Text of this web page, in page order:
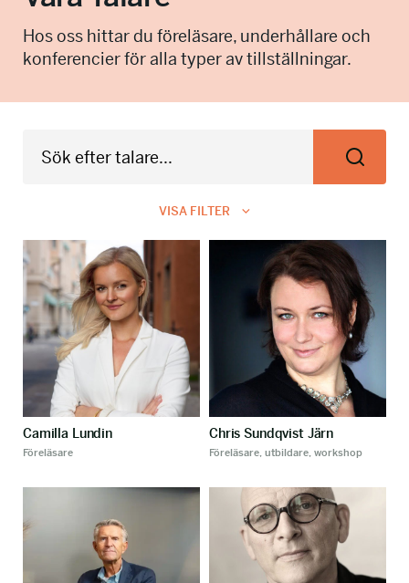
info@talkingminds.se
Hos oss hittar du föreläsare, underhållare och
konferencier för alla typer av tillställningar.
VISA FILTER
Camilla Lundin
Föreläsare
Chris Sundqvist Järn
Föreläsare, utbildare, workshop